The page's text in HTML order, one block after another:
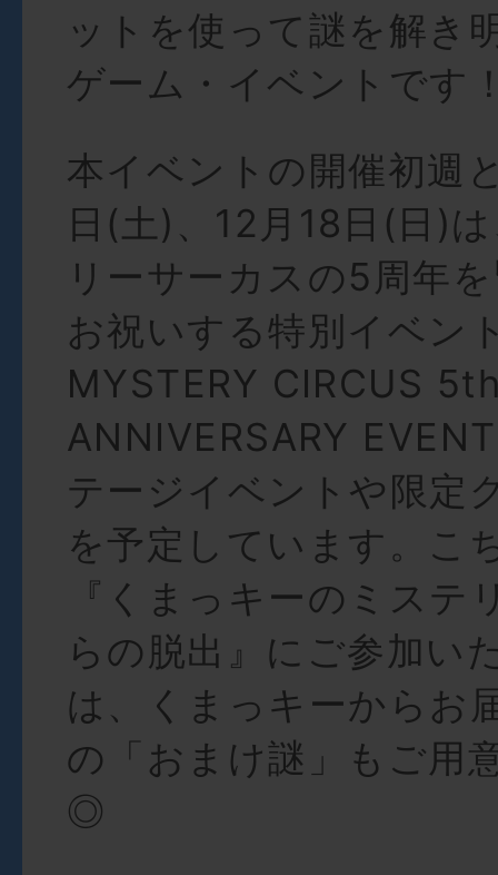
ットを使って謎を解き
ゲーム・イベントです
本イベントの開催初週
日(土)、12月18日(日)
リーサーカスの5周年
お祝いする特別イベン
MYSTERY CIRCUS
ANNIVERSARY
テージイベントや限定
を予定しています。こ
『くまっキーのミステ
らの脱出』にご参加い
は、くまっキーからお
の「おまけ謎」もご用
◎